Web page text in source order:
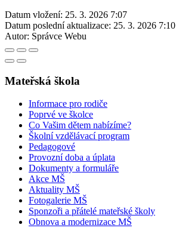
Datum vložení: 25. 3. 2026 7:07
Datum poslední aktualizace: 25. 3. 2026 7:10
Autor: Správce Webu
Mateřská škola
Informace pro rodiče
Poprvé ve školce
Co Vašim dětem nabízíme?
Školní vzdělávací program
Pedagogové
Provozní doba a úplata
Dokumenty a formuláře
Akce MŠ
Aktuality MŠ
Fotogalerie MŠ
Sponzoři a přátelé mateřské školy
Obnova a modernizace MŠ